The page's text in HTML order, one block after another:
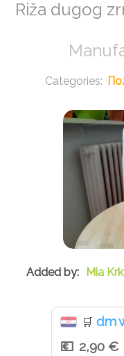
Riža dugog
Mia
🛒 dm
2,90 €